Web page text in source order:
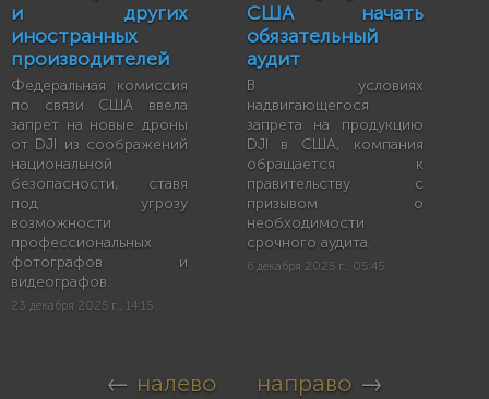
и других
иностранных
производителей
Федеральная комиссия
по связи США ввела
запрет на новые дроны
от DJI из соображений
национальной
безопасности, ставя
под угрозу
возможности
профессиональных
фотографов и
видеографов.
23 декабря 2025 г., 14:15
США начать
обязательный
аудит
В условиях
надвигающегося
запрета на продукцию
DJI в США, компания
обращается к
правительству с
призывом о
необходимости
срочного аудита.
6 декабря 2025 г., 05:45
← налево направо →